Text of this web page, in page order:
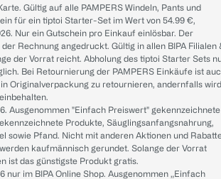
Gültig auf alle PAMPERS Windeln, Pants und
für ein tiptoi Starter-Set im Wert von 54.99 €,
Nur ein Gutschein pro Einkauf einlösbar. Der
Rechnung angedruckt. Gültig in allen BIPA Filialen
der Vorrat reicht. Abholung des tiptoi Starter Sets
Bei Retournierung der PAMPERS Einkäufe ist
Originalverpackung zu retournieren, andernfalls wird
Ausgenommen "Einfach Preiswert" gekennzeichnete
Produkte, Säuglingsanfangsnahrung,
sowie Pfand. Nicht mit anderen Aktionen und
kaufmännisch gerundet. Solange der Vorrat
ist das günstigste Produkt gratis.
nur im BIPA Online Shop. Ausgenommen „Einfach